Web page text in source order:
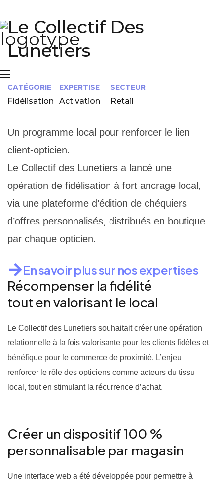
Le Collectif Des
Lunetiers
CATÉGORIE
Fidélisation
EXPERTISE
Activation
SECTEUR
Retail
Un programme local pour renforcer le lien
client-opticien.
Le Collectif des Lunetiers a lancé une
opération de fidélisation à fort ancrage local,
via une plateforme d’édition de chéquiers
d’offres personnalisés, distribués en boutique
par chaque opticien.
En savoir plus sur nos expertises
Récompenser la fidélité
tout en valorisant le local
Le Collectif des Lunetiers souhaitait créer une opération
relationnelle à la fois valorisante pour les clients fidèles et
bénéfique pour le commerce de proximité. L’enjeu :
renforcer le rôle des opticiens comme acteurs du tissu
local, tout en stimulant la récurrence d’achat.
Créer un dispositif 100 %
personnalisable par magasin
Une interface web a été développée pour permettre à